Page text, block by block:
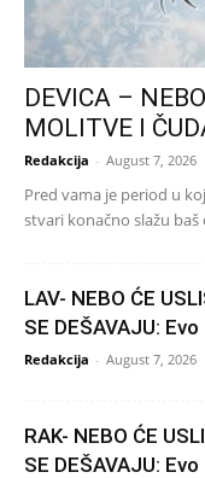
DEVICA –
MOLITVE I
Redakcija - August 7, 2026
Pred vama je period u
stvari konačno slažu baš
LAV- NEBO ĆE
SE DEŠAVAJU:
Redakcija - August 7, 2026
RAK- NEBO ĆE
SE DEŠAVAJU: